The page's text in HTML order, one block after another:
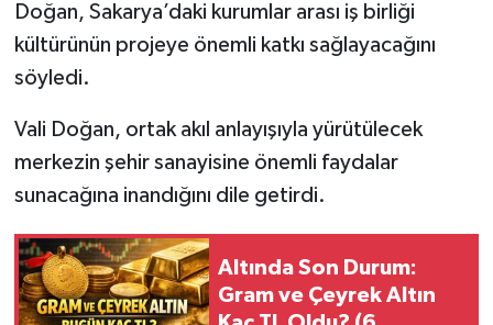
Doğan, Sakarya’daki kurumlar arası iş birliği
kültürünün projeye önemli katkı sağlayacağını
söyledi.
Vali Doğan, ortak akıl anlayışıyla yürütülecek
merkezin şehir sanayisine önemli faydalar
sunacağına inandığını dile getirdi.
Altında Son Durum:
Gram ve Çeyrek Altın